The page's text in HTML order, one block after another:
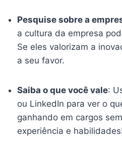
Pesquise sobre a
a cultura da empresa
Se eles valorizam a
a seu favor.
Saiba o que você vale:
ou LinkedIn para ver o
ganhando em cargos
experiência e